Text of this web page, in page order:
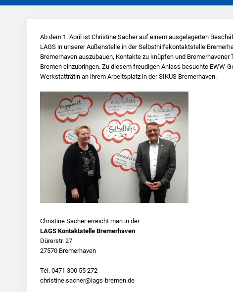
Ab dem 1. April ist Christine Sacher auf einem ausgelagerten
LAGS in unserer Außenstelle in der Selbsthilfekontaktstelle
Bremerhaven auszubauen, Kontakte zu knüpfen und
Bremen einzubringen. Zu diesem freudigen Anlass besuchte
Werkstatträtin an ihrem Arbeitsplatz in der SIKUS Bremerhaven.
Christine Sacher erreicht man in der
LAGS Kontaktstelle Bremerhaven
Dürerstr. 27
27570 Bremerhaven
Tel. 0471 300 55 272
christine.sacher@lags-bremen.de